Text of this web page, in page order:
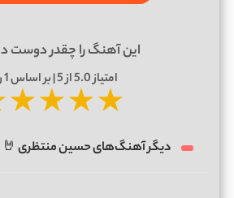
این آهنگ را چقدر دوست
امتیاز5.0از 5 | بر اساس 1
★★★★
دیگر آهنگ‌های حسین منتظری 🤘